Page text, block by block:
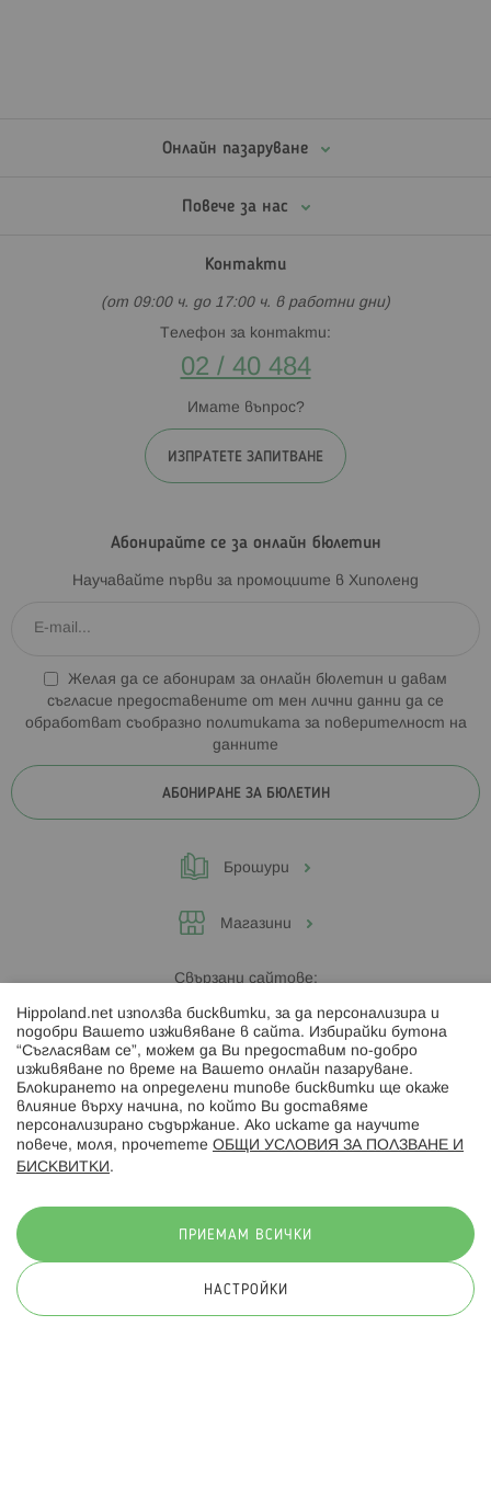
Онлайн пазаруване
Повече за нас
Контакти
(от 09:00 ч. до 17:00 ч. в работни дни)
Телефон за контакти:
02 / 40 484
Имате въпрос?
ИЗПРАТЕТЕ ЗАПИТВАНЕ
Абонирайте се за онлайн бюлетин
Научавайте първи за промоциите в Хиполенд
Желая да се абонирам за онлайн бюлетин и давам
съгласие предоставените от мен лични данни да се
обработват съобразно политиката за поверителност на
данните
АБОНИРАНЕ ЗА БЮЛЕТИН
Брошури
Магазини
Свързани сайтове:
Hippoland.ro
Последвайте ни:
© 2026 Hippoland.net. Всички права запазени
Hippoland.net използва бисквитки, за да персонализира и
подобри Вашето изживяване в сайта. Избирайки бутона
“Съгласявам се”, можем да Ви предоставим по-добро
изживяване по време на Вашето онлайн пазаруване.
Блокирането на определени типове бисквитки ще окаже
влияние върху начина, по който Ви доставяме
персонализирано съдържание. Ако искате да научите
повече, моля, прочетете ОБЩИ УСЛОВИЯ ЗА ПОЛЗВАНЕ И
БИСКВИТКИ .
ПРИЕМАМ ВСИЧКИ
НАСТРОЙКИ